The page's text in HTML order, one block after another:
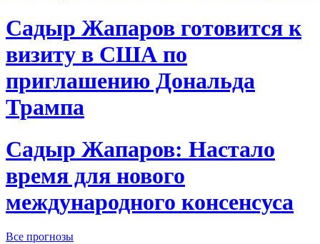
Садыр Жапаров готовится к
визиту в США по
приглашению Дональда
Трампа
Садыр Жапаров: Настало
время для нового
международного консенсуса
Все прогнозы